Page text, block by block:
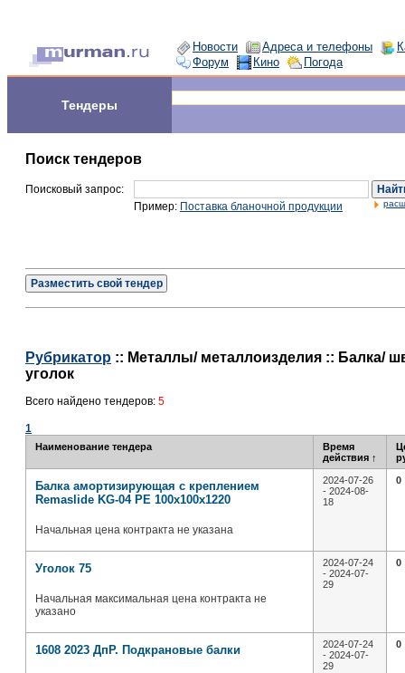
Новости Адреса и телефоны
Форум
Кино Погода
Тендеры
Поиск тендеров
Поисковый запрос:
Пример: Поставка бланочной продукции
Разместить свой тендер
Рубрикатор :: Металлы/ металлоизделия :: Балка/
уголок
Всего найдено тендеров: 5
1
Наименование тендера
Время
действия ↑
Балка амортизирующая с креплением
Remaslide KG-04 PE 100х100х1220
Начальная цена контракта не указана
2024-07-26
- 2024-08-
18
0
Уголок 75
Начальная максимальная цена контракта не
указано
2024-07-24
- 2024-07-
29
0
1608 2023 ДпР. Подкрановые балки
2024-07-24
- 2024-07-
29
0